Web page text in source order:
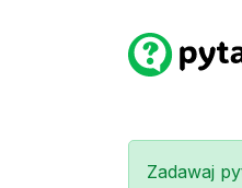
Zadawaj